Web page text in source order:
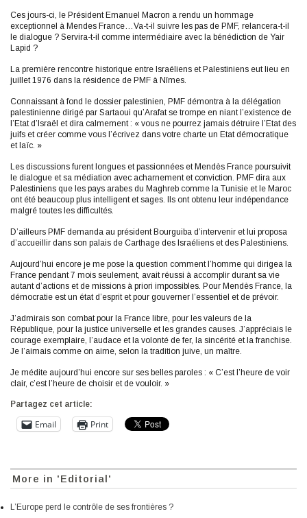
Ces jours-ci, le Président Emanuel Macron a rendu un hommage
exceptionnel à Mendes France…Va-t-il suivre les pas de PMF, relancera-t-il
le dialogue ? Servira-t-il comme intermédiaire avec la bénédiction de Yair
Lapid ?
La première rencontre historique entre Israéliens et Palestiniens eut lieu en
juillet 1976 dans la résidence de PMF à Nîmes.
Connaissant à fond le dossier palestinien, PMF démontra à la délégation
palestinienne dirigé par Sartaoui qu’Arafat se trompe en niant l’existence de
l’Etat d’Israël et dira calmement : « vous ne pourrez jamais détruire l’Etat des
juifs et créer comme vous l’écrivez dans votre charte un Etat démocratique
et laïc. »
Les discussions furent longues et passionnées et Mendès France poursuivit
le dialogue et sa médiation avec acharnement et conviction. PMF dira aux
Palestiniens que les pays arabes du Maghreb comme la Tunisie et le Maroc
ont été beaucoup plus intelligent et sages. Ils ont obtenu leur indépendance
malgré toutes les difficultés.
D’ailleurs PMF demanda au président Bourguiba d’intervenir et lui proposa
d’accueillir dans son palais de Carthage des Israéliens et des Palestiniens.
Aujourd’hui encore je me pose la question comment l’homme qui dirigea la
France pendant 7 mois seulement, avait réussi à accomplir durant sa vie
autant d’actions et de missions à priori impossibles. Pour Mendès France, la
démocratie est un état d’esprit et pour gouverner l’essentiel et de prévoir.
J’admirais son combat pour la France libre, pour les valeurs de la
République, pour la justice universelle et les grandes causes. J’appréciais le
courage exemplaire, l’audace et la volonté de fer, la sincérité et la franchise.
Je l’aimais comme on aime, selon la tradition juive, un maître.
Je médite aujourd’hui encore sur ses belles paroles : « C’est l’heure de voir
clair, c’est l’heure de choisir et de vouloir. »
Partagez cet article:
Email Print
More in 'Editorial'
L’Europe perd le contrôle de ses frontières ?